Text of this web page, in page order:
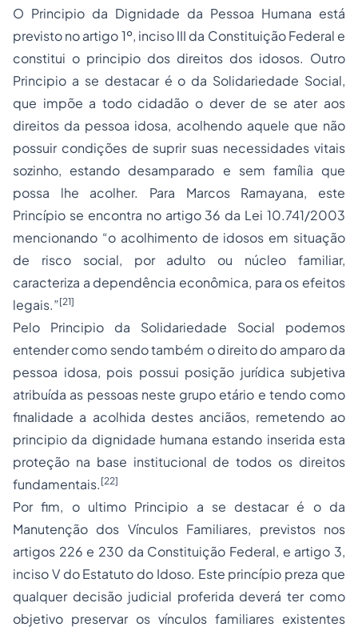
O Principio da Dignidade da Pessoa Humana está
previsto no artigo 1º, inciso III da Constituição Federal e
constitui o principio dos direitos dos idosos. Outro
Principio a se destacar é o da Solidariedade Social,
que impõe a todo cidadão o dever de se ater aos
direitos da pessoa idosa, acolhendo aquele que não
possuir condições de suprir suas necessidades vitais
sozinho, estando desamparado e sem família que
possa lhe acolher. Para Marcos Ramayana, este
Princípio se encontra no artigo 36 da Lei 10.741/2003
mencionando “o acolhimento de idosos em situação
de risco social, por adulto ou núcleo familiar,
caracteriza a dependência econômica, para os efeitos
legais.”[21]
Pelo Principio da Solidariedade Social podemos
entender como sendo também o direito do amparo da
pessoa idosa, pois possui posição jurídica subjetiva
atribuída as pessoas neste grupo etário e tendo como
finalidade a acolhida destes anciãos, remetendo ao
principio da dignidade humana estando inserida esta
proteção na base institucional de todos os direitos
fundamentais. [22]
Por fim, o ultimo Principio a se destacar é o da
Manutenção dos Vínculos Familiares, previstos nos
artigos 226 e 230 da Constituição Federal, e artigo 3,
inciso V do Estatuto do Idoso. Este princípio preza que
qualquer decisão judicial proferida deverá ter como
objetivo preservar os vínculos familiares existentes